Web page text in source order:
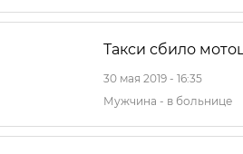
Такси сбило
30 мая 2019 - 16:35
Мужчина - в больнице